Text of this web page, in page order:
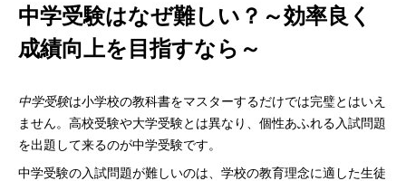
中学受験はなぜ難しい？～効率良く
成績向上を目指すなら～
中学受験は小学校の教科書をマスターするだけでは完璧とはいえ
ません。高校受験や大学受験とは異なり、個性あふれる入試問題
を出題して来るのが中学受験です。
中学受験の入試問題が難しいのは、学校の教育理念に適した生徒